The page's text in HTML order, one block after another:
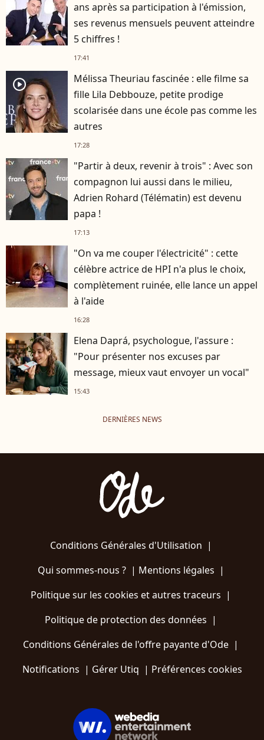
ans après sa participation à l'émission,
ses revenus mensuels peuvent atteindre
5 chiffres !
17:41
player2
Mélissa Theuriau fascinée : elle filme sa
fille Lila Debbouze, petite prodige
scolarisée dans une école pas comme les
autres
17:28
"Partir à deux, revenir à trois" : Avec son
compagnon lui aussi dans le milieu,
Adrien Rohard (Télématin) est devenu
papa !
17:13
"On va me couper l'électricité" : cette
célèbre actrice de HPI n'a plus le choix,
complètement ruinée, elle lance un appel
à l'aide
16:28
Elena Daprá, psychologue, l'assure :
"Pour présenter nos excuses par
message, mieux vaut envoyer un vocal"
15:43
DERNIÈRES NEWS
Conditions Générales d'Utilisation |
Qui sommes-nous ?| Mentions légales |
Politique sur les cookies et autres traceurs |
Politique de protection des données |
Conditions Générales de l'offre payante d'Ode |
Notifications | Gérer Utiq | Préférences cookies